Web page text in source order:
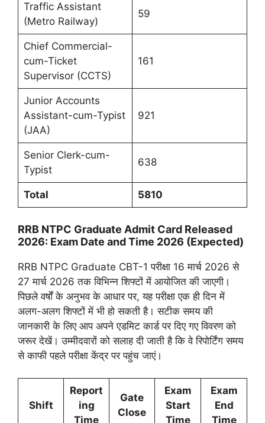
Traffic Assistant
(Metro Railway)
59
Chief Commercial-
cum-Ticket
Supervisor (CCTS)
161
Junior Accounts
Assistant-cum-Typist
(JAA)
921
Senior Clerk-cum-
Typist
638
Total 5810
RRB NTPC Graduate Admit Card Released
2026: Exam Date and Time 2026 (Expected)
RRB NTPC Graduate CBT-1 परीक्षा 16 मार्च 2026 से
27 मार्च 2026 तक विभिन्न शिफ्टों में आयोजित की जाएगी।
पिछले वर्षों के अनुभव के आधार पर, यह परीक्षा एक ही दिन में
अलग-अलग शिफ्टों में भी हो सकती है। सटीक समय की
जानकारी के लिए आप अपने एडमिट कार्ड पर दिए गए विवरण को
जरूर देखें। उम्मीदवारों को सलाह दी जाती है कि वे रिपोर्टिंग समय
से काफी पहले परीक्षा केंद्र पर पहुंच जाएं।
Shift
Report
ing
Time
Gate
Close
Exam
Start
Time
Exam
End
Time